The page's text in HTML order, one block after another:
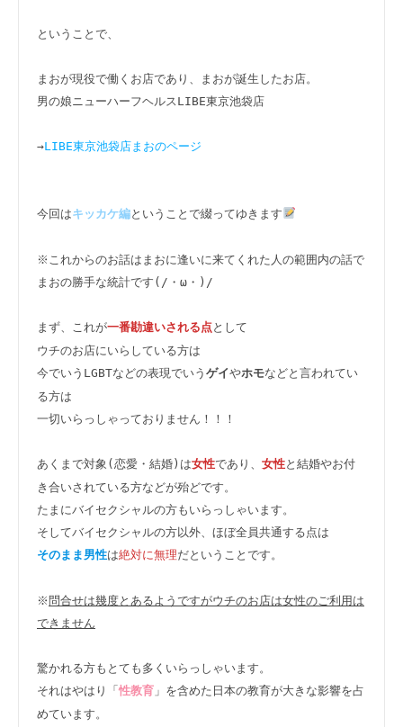
ということで、
まおが現役で働くお店であり、まおが誕生したお店。
男の娘ニューハーフヘルスLIBE東京池袋店
→LIBE東京池袋店まおのページ
今回はキッカケ編ということで綴ってゆきます
※これからのお話はまおに逢いに来てくれた人の範囲内の話で
まおの勝手な統計です(/・ω・)/
まず、これが一番勘違いされる点として
ウチのお店にいらしている方は
今でいうLGBTなどの表現でいう ゲイやホモなどと言われてい
る方は
一切いらっしゃっておりません！！！
あくまで対象(恋愛・結婚)は女性であり、 女性と結婚やお付
き合いされている方などが殆どです。
たまにバイセクシャルの方もいらっしゃいます。
そのまま男性は絶対に無理だということです。
※ 問合せは幾度とあるようですがウチのお店は女性のご利用は
できません
驚かれる方もとても多くいらっしゃいます。
それはやはり「性教育 」を含めた日本の教育が大きな影響を占
めています。